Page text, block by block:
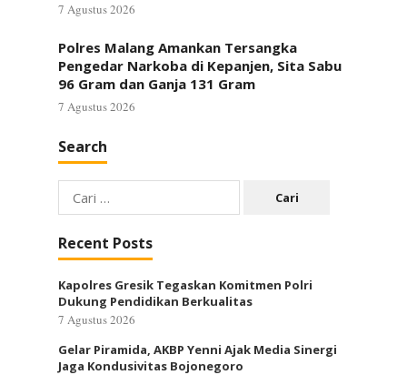
7 Agustus 2026
Polres Malang Amankan Tersangka
Pengedar Narkoba di Kepanjen, Sita Sabu
96 Gram dan Ganja 131 Gram
7 Agustus 2026
Search
Cari
untuk:
Recent Posts
Kapolres Gresik Tegaskan Komitmen Polri
Dukung Pendidikan Berkualitas
7 Agustus 2026
Gelar Piramida, AKBP Yenni Ajak Media Sinergi
Jaga Kondusivitas Bojonegoro